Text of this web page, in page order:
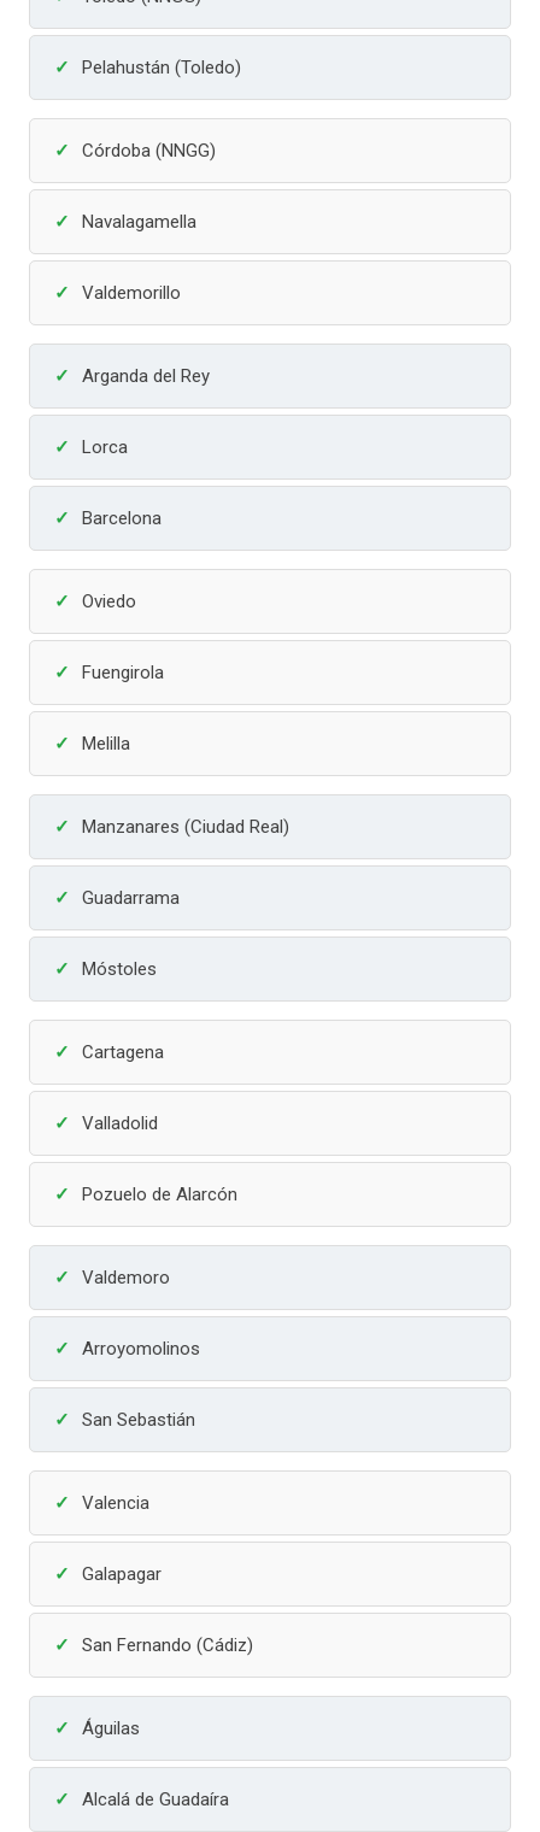
Pelahustán (Toledo)
Córdoba (NNGG)
Navalagamella
Valdemorillo
Arganda del Rey
Lorca
Barcelona
Oviedo
Fuengirola
Melilla
Manzanares (Ciudad Real)
Guadarrama
Móstoles
Cartagena
Valladolid
Pozuelo de Alarcón
Valdemoro
Arroyomolinos
San Sebastián
Valencia
Galapagar
San Fernando (Cádiz)
Águilas
Alcalá de Guadaíra